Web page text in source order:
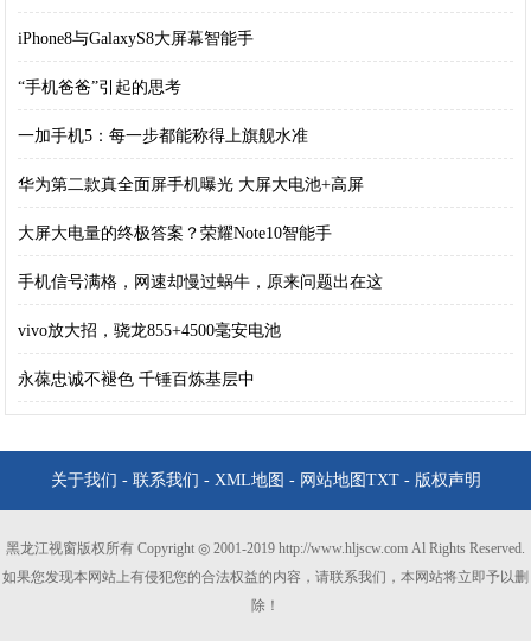
iPhone8与GalaxyS8大屏幕智能手
“手机爸爸”引起的思考
一加手机5：每一步都能称得上旗舰水准
华为第二款真全面屏手机曝光 大屏大电池+高屏
大屏大电量的终极答案？荣耀Note10智能手
手机信号满格，网速却慢过蜗牛，原来问题出在这
vivo放大招，骁龙855+4500毫安电池
永葆忠诚不褪色 千锤百炼基层中
关于我们 - 联系我们 - XML地图 - 网站地图TXT- 版权声明
黑龙江视窗版权所有 Copyright ◎ 2001-2019 http://www.hljscw.com Al Rights Reserved.
如果您发现本网站上有侵犯您的合法权益的内容，请联系我们，本网站将立即予以删
除！